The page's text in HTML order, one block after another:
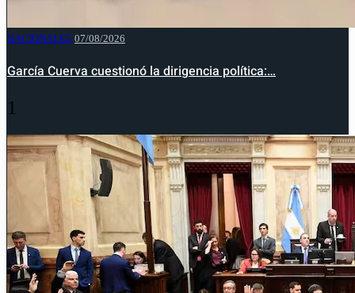
NACIONALES 07/08/2026
García Cuerva cuestionó la dirigencia política:…
1